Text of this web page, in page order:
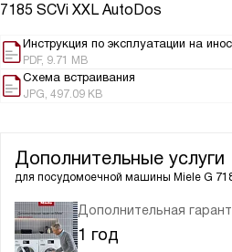
7185 SCVi XXL AutoDos
Инструкция по эксплуатации на
PDF, 9.71 MB
Схема встраивания
JPG, 497.09 KB
Дополнительные услуги
для посудомоечной машины Miele G
Дополнительная
1 год